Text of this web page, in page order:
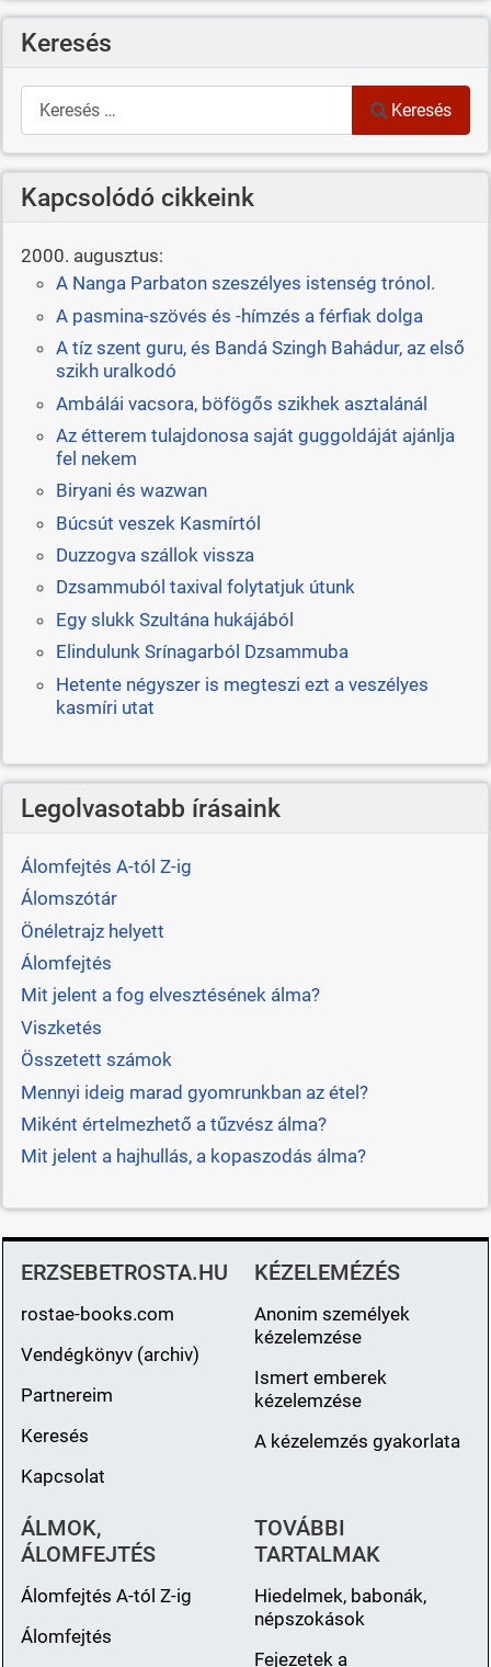
Keresés
Keresés
Keresés
Kapcsolódó cikkeink
2000. augusztus:
A Nanga Parbaton szeszélyes istenség trónol.
A pasmina-szövés és -hímzés a férfiak dolga
A tíz szent guru, és Bandá Szingh Bahádur, az első
szikh uralkodó
Ambálái vacsora, böfögős szikhek asztalánál
Az étterem tulajdonosa saját guggoldáját ajánlja
fel nekem
Biryani és wazwan
Búcsút veszek Kasmírtól
Duzzogva szállok vissza
Dzsammuból taxival folytatjuk útunk
Egy slukk Szultána hukájából
Elindulunk Srínagarból Dzsammuba
Hetente négyszer is megteszi ezt a veszélyes
kasmíri utat
Legolvasotabb írásaink
Álomfejtés A-tól Z-ig
Álomszótár
Önéletrajz helyett
Álomfejtés
Mit jelent a fog elvesztésének álma?
Viszketés
Összetett számok
Mennyi ideig marad gyomrunkban az étel?
Miként értelmezhető a tűzvész álma?
Mit jelent a hajhullás, a kopaszodás álma?
ERZSEBETROSTA.HU
rostae-books.com
Vendégkönyv (archiv)
Partnereim
Keresés
Kapcsolat
KÉZELEMÉZÉS
Anonim személyek
kézelemzése
Ismert emberek
kézelemzése
A kézelemzés gyakorlata
ÁLMOK,
ÁLOMFEJTÉS
Álomfejtés A-tól Z-ig
Álomfejtés
TOVÁBBI
TARTALMAK
Hiedelmek, babonák,
népszokások
Fejezetek a